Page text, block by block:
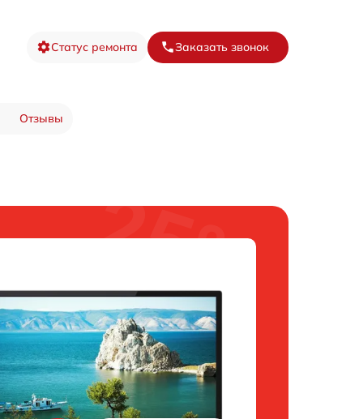
Статус ремонта Заказать звонок
Отзывы